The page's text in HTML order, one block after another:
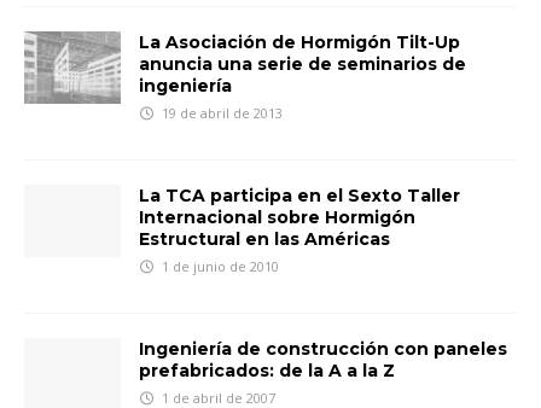
La Asociación de Hormigón Tilt-Up
anuncia una serie de seminarios de
ingeniería
19 de abril de 2013
La TCA participa en el Sexto Taller
Internacional sobre Hormigón
Estructural en las Américas
1 de junio de 2010
Ingeniería de construcción con paneles
prefabricados: de la A a la Z
1 de abril de 2007